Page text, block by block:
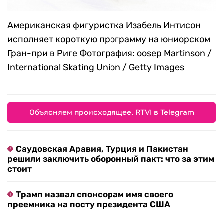
Американская фигуристка Изабель Интисон
исполняет короткую программу на юниорском
Гран-при в Риге Фотография: oosep Martinson /
International Skating Union / Getty Images
Объясняем происходящее. RTVI в Telegram
Саудовская Аравия, Турция и Пакистан
решили заключить оборонный пакт: что за этим
стоит
Трамп назвал спонсорам имя своего
преемника на посту президента США